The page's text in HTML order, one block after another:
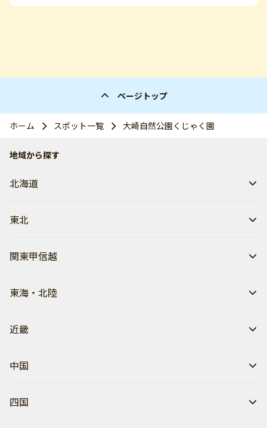
ページトップ
ホーム スポット一覧 大崎自然公園くじゃく園
地域から探す
北海道
東北
関東甲信越
東海・北陸
近畿
中国
四国